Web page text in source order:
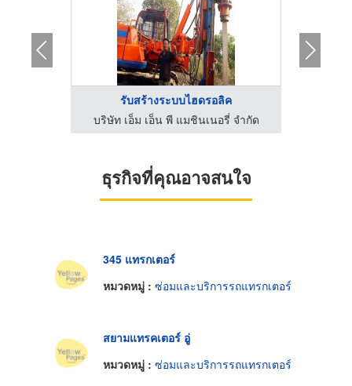
รับสร้างระบบไฮดรอลิค
บริษัท เอ็ม เอ็น พี แมชินเนอรี่ จำกัด
ธุรกิจที่คุณอาจสนใจ
345 แทรกเตอร์
หมวดหมู่ : ซ่อมและบริการรถแทรกเตอร์
สยามแทรคเตอร์ อู่
หมวดหมู่ : ซ่อมและบริการรถแทรกเตอร์